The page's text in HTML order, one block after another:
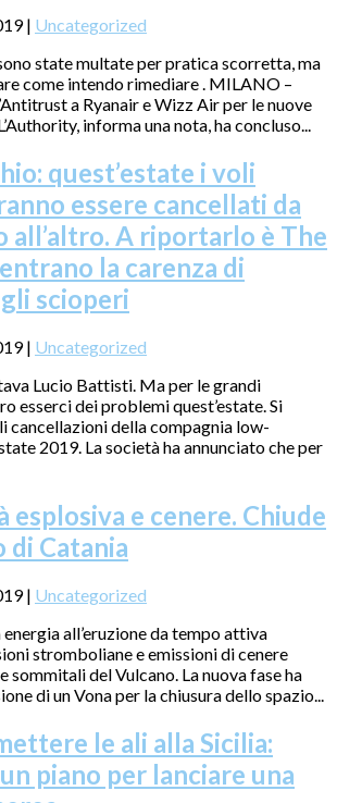
| Uncategorized
state multate per pratica scorretta, ma
come intendo rimediare . MILANO –
a Ryanair e Wizz Air per le nuove
informa una nota, ha concluso...
quest’estate i voli
essere cancellati da
all’altro. A riportarlo è The
la carenza di
scioperi
| Uncategorized
Lucio Battisti. Ma per le grandi
esserci dei problemi quest’estate. Si
cancellazioni della compagnia low-
2019. La società ha annunciato che per
esplosiva e cenere. Chiude
di Catania
| Uncategorized
all’eruzione da tempo attiva
stromboliane e emissioni di cenere
sommitali del Vulcano. La nuova fase ha
di un Vona per la chiusura dello spazio...
le ali alla Sicilia:
un piano per lanciare una